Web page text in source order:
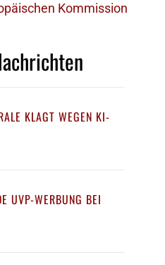
Kommission
KLAGT WEGEN KI-
UVP-WERBUNG BEI